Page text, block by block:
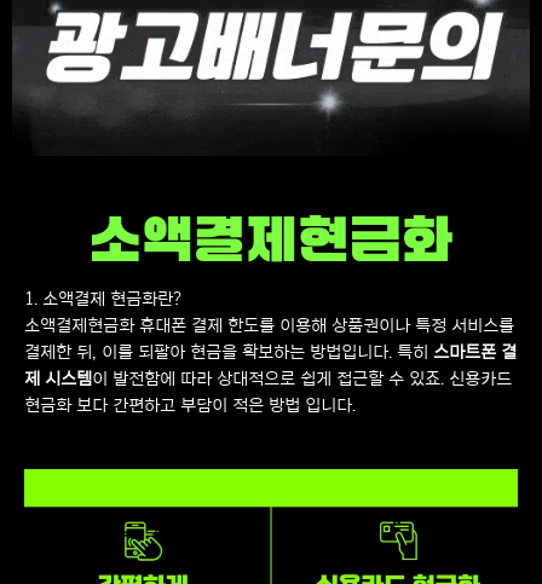
소액결제현금화
1. 소액결제 현금화란?
소액결제현금화 휴대폰 결제 한도를 이용해 상품권이나 특정 서비스를
결제한 뒤, 이를 되팔아 현금을 확보하는 방법입니다. 특히 스마트폰 결
제 시스템이 발전함에 따라 상대적으로 쉽게 접근할 수 있죠. 신용카드
현금화 보다 간편하고 부담이 적은 방법 입니다.